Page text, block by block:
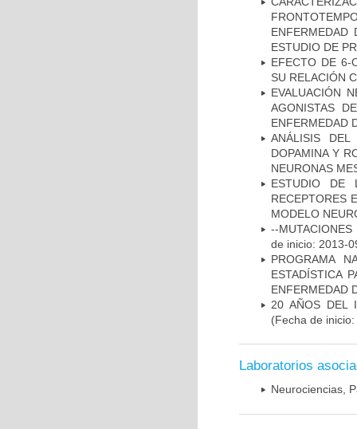
ENFERMEDAD
ESTUDIO DE
EFECTO DE 6-
SU RELACIÓN
EVALUACIÓN
AGONISTAS
ENFERMEDAD
ANÁLISIS
DOPAMINA Y
NEURONAS
ESTUDIO DE
RECEPTORES
MODELO
--
de inicio: 2013-
PROGRAMA
ESTADÍSTICA
ENFERMEDAD
20 AÑOS DEL
(Fecha de
Laboratorios
Neurociencias,